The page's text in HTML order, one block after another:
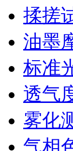
揉搓
油墨
标准
透气
雾化
气相